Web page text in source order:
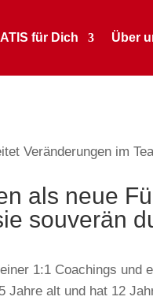
für Dich Über
als neue
souverän
1:1 Coachings und
Jahre alt und hat 12